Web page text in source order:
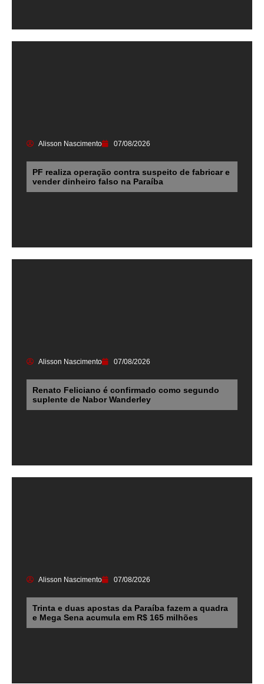
Alisson Nascimento 07/08/2026
PF realiza operação contra suspeito de fabricar e
vender dinheiro falso na Paraíba
Alisson Nascimento 07/08/2026
Renato Feliciano é confirmado como segundo
suplente de Nabor Wanderley
Alisson Nascimento 07/08/2026
Trinta e duas apostas da Paraíba fazem a quadra
e Mega Sena acumula em R$ 165 milhões